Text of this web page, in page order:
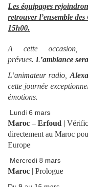
Les équipages
retrouver l’ensemble
15h00.
A cette occasion,
prévues. L’ambiance
L’animateur radio,
cette journée
émotions.
Lundi 6 mars
Maroc – Erfoud |
directement au Maroc
Europe
Mercredi 8 mars
Maroc | Prologue